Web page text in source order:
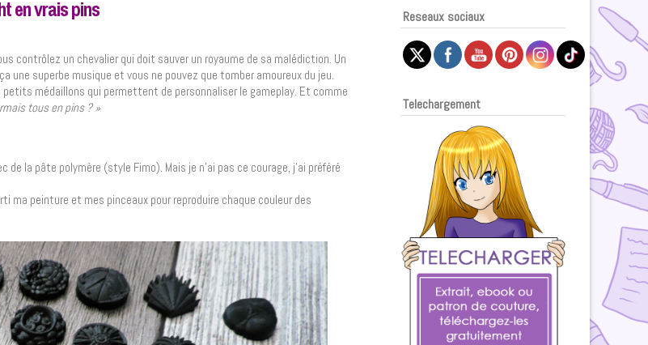
en vrais pins
contrôlez un chevalier qui doit sauver un royaume de sa malédiction. Un
une superbe musique et vous ne pouvez que tomber amoureux du jeu.
petits médaillons qui permettent de personnaliser le gameplay. Et comme
tous en pins ? »
la pâte polymère (style Fimo). Mais je n’ai pas ce courage, j’ai préféré
ma peinture et mes pinceaux pour reproduire chaque couleur des
Reseaux sociaux
Telechargement